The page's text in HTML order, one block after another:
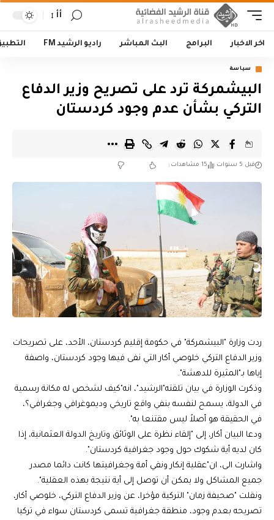
أأ
اخر الاخبار البرامج البث المباشر راديو الرشيد FM
سياسة
البيشمركة ترد على تصريح وزير الدفاع
التركي بشأن عدم وجود كردستان
قبل 5 سنوات 15 مشاهدات
ردت وزارة "البيشمركة" في حكومة إقليم كردستان، الأحد، على تصريحات
وزير الدفاع التركي خلوصي أكار التي نفى فيها وجود كردستان، واصفة
إياها بـ"المثيرة للدهشة".
وذكرت الوزارة في بيان تلقته"الرشيد"، انه"كيف لشخص له مكانة رسمية
في الدولة، يسمح لنفسه بنفي واقع تاريخي وديموغرافي وجغرافي؟،
في الحقيقة هو أصلاً ليس مقتنعا به".
ودعا البيان أكار، إلى "إلقاء نظرة على الوثائق وتاريخ الدولة العثمانية، إذا
كان لديه أية شكوك حول وجود جغرافية كردستان".
واشارت الى، ان"عقلية إنكار ونفي أمة وجغرافيتها كانت دائما مصدر
جميع المشاكل ولا يمكن أن توصل إلى أية نتيجة بهذه العقلية".
ونقلت "صحيفة زمان" التركية مؤخرا، عن وزير الدفاع التركي، خلوصي أكار،
تصريحه بعدم وجود، منطقة جغرافية تسمى كردستان سواء في تركيا